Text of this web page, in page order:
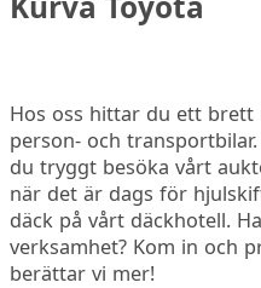
Hos oss hittar du ett brett
person- och
du tryggt besöka vårt
när det är dags för
däck på vårt däckhotell.
verksamhet? Kom in och
berättar vi mer!